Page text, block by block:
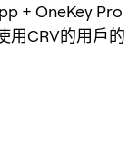
+ OneKey Pro
用CRV的用戶的